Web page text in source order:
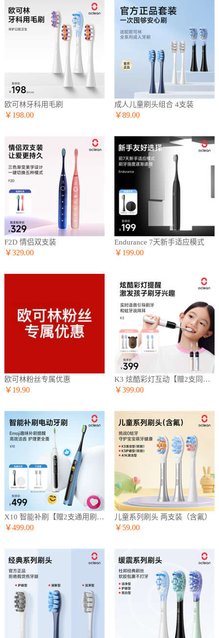
欧可林牙科用毛刷
￥198.00
成人儿童刷头组合 4支装
￥89.00
F2D 情侣双支装
￥329.00
Endurance 7天新手适应模式
￥199.00
欧可林粉丝专属优惠
￥19.90
K3 炫酷彩灯互动【赠2支同款刷头】
￥399.00
X10 智能补刷【赠2支通用刷头】
￥499.00
儿童系列刷头 两支装（含氟）
￥59.00